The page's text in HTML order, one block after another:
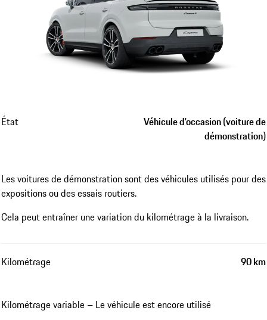
État
Véhicule d'occasion (voiture de
démonstration)
Les voitures de démonstration sont des véhicules utilisés pour des
expositions ou des essais routiers.
Cela peut entraîner une variation du kilométrage à la livraison.
Kilométrage 90 km
Kilométrage variable – Le véhicule est encore utilisé